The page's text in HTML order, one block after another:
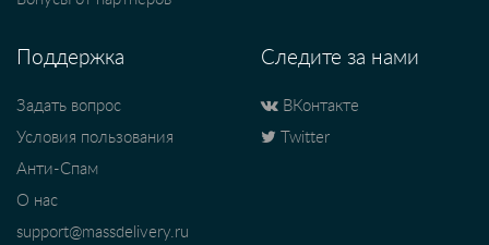
Поддержка
Задать вопрос
Условия пользования
Анти-Спам
О нас
support@massdelivery.ru
Следите за нами
ВКонтакте
Twitter